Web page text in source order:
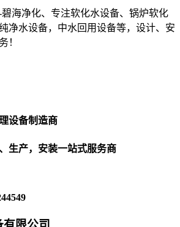
海净化、专注软化水设备、锅炉软化
净水设备，中水回用设备等，设计、安
！
设备制造商
生产，安装一站式服务商
限公司